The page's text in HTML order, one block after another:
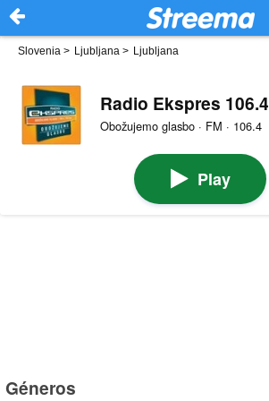
Slovenia > Ljubljana > Ljubljana
Radio Ekspres 106.4
Obožujemo glasbo · FM · 106.4
Play
Géneros